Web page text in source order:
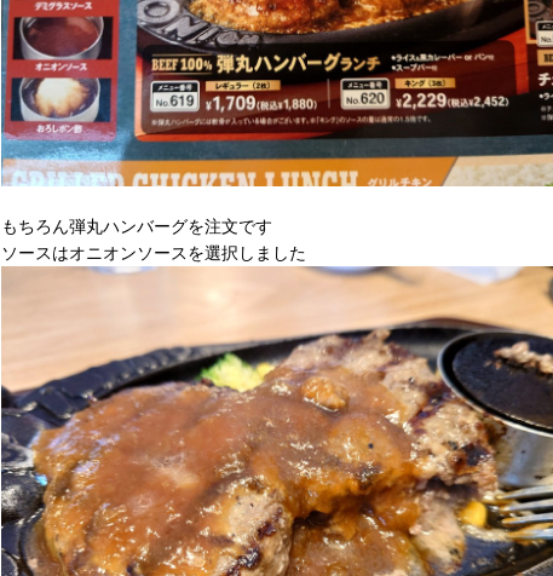
もちろん弾丸ハンバーグを注文です
ソースはオニオンソースを選択しました